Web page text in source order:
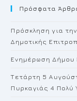
Πρόσφατα
Πρόσκληση για
Δημοτικής
Ενημέρωση Δήμου
Τετάρτη 5
Πυρκαγιάς 4 Πολύ